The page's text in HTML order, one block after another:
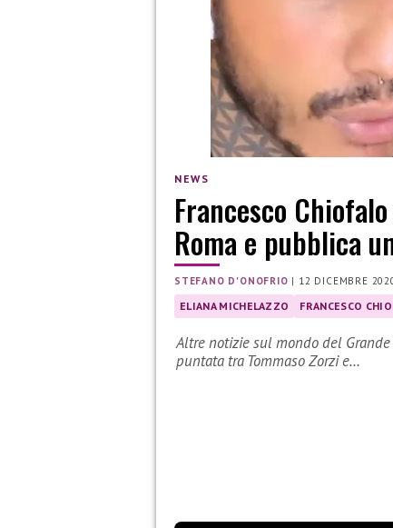
NEWS
Francesco
Roma e pubblica
STEFANO D'ONOFRIO | 12 DICEMBRE
ELIANA MICHELAZZO FRANCESCO
Altre notizie sul mondo del
puntata tra Tommaso Zorzi e…